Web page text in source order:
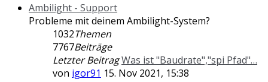
Ambilight - Support
Probleme mit deinem Ambilight-System?
1032Themen
7767Beiträge
Letzter BeitragWas ist "Baudrate","spi Pfad"…
von igor91 15. Nov 2021, 15:38